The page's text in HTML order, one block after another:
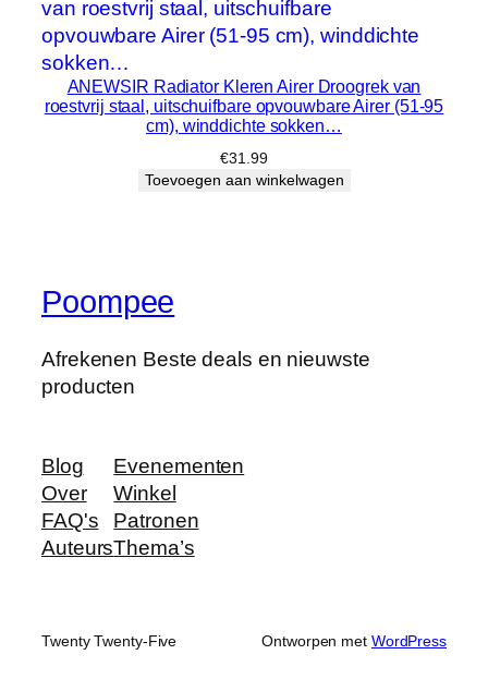
ANEWSIR Radiator Kleren Airer Droogrek van
roestvrij staal, uitschuifbare opvouwbare Airer (51-95
cm), winddichte sokken…
€31.99
Toevoegen aan winkelwagen
Poompee
Afrekenen Beste deals en nieuwste
producten
Blog
Over
FAQ's
Auteurs
Evenementen
Winkel
Patronen
Thema’s
Twenty Twenty-Five Ontworpen met WordPress